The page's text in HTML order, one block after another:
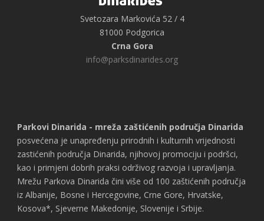
Svetozara Markovića 52 / 4
81000 Podgorica
Crna Gora
info@parksdinarides.org
Parkovi Dinarida - mreža zaštićenih područja Dinarida
posvećena je unapređenju prirodnih i kulturnih vrijednosti
zastićenih područja Dinarida, njihovoj promociju i podršci,
kao i primjeni dobrih praksi održivog razvoja i upravljanja.
Mrežu Parkova Dinarida čini više od 100 zaštićenih područja
iz Albanije, Bosne i Hercegovine, Crne Gore, Hrvatske,
Kosova*, Sjeverne Makedonije, Slovenije i Srbije.